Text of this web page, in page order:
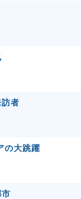
者
の大跳躍